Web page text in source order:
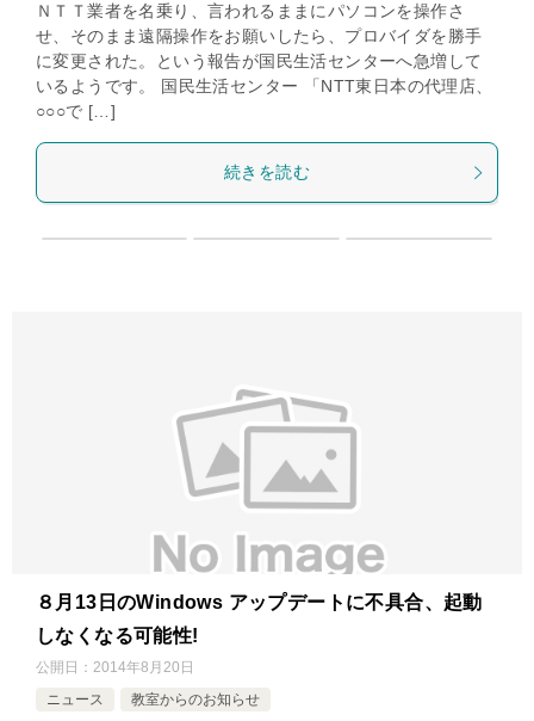
ＮＴＴ業者を名乗り、言われるままにパソコンを操作さ
せ、そのまま遠隔操作をお願いしたら、プロバイダを勝手
に変更された。という報告が国民生活センターへ急増して
いるようです。 国民生活センター 「NTT東日本の代理店、
○○○で […]
続きを読む
８月13日のWindows アップデートに不具合、起動
しなくなる可能性!
公開日： 2014年8月20日
ニュース
教室からのお知らせ